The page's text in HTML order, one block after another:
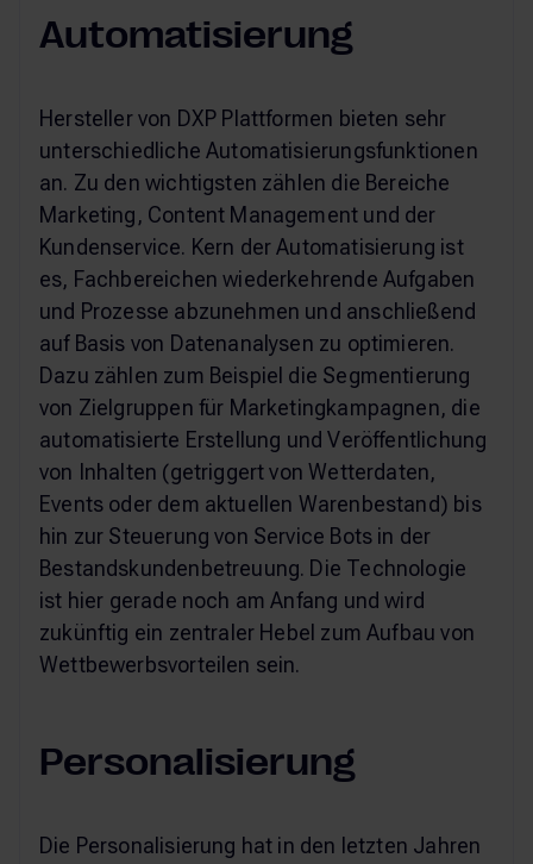
Automatisierung
Hersteller von DXP Plattformen bieten sehr
unterschiedliche Automatisierungsfunktionen
an. Zu den wichtigsten zählen die Bereiche
Marketing, Content Management und der
Kundenservice. Kern der Automatisierung ist
es, Fachbereichen wiederkehrende Aufgaben
und Prozesse abzunehmen und anschließend
auf Basis von Datenanalysen zu optimieren.
Dazu zählen zum Beispiel die Segmentierung
von Zielgruppen für Marketingkampagnen, die
automatisierte Erstellung und Veröffentlichung
von Inhalten (getriggert von Wetterdaten,
Events oder dem aktuellen Warenbestand) bis
hin zur Steuerung von Service Bots in der
Bestandskundenbetreuung. Die Technologie
ist hier gerade noch am Anfang und wird
zukünftig ein zentraler Hebel zum Aufbau von
Wettbewerbsvorteilen sein.
Personalisierung
Die Personalisierung hat in den letzten Jahren